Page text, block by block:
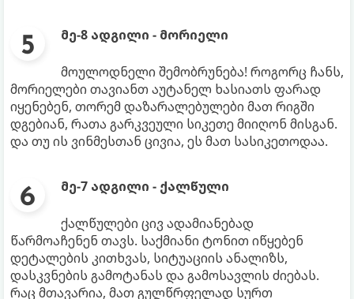
მე-8 ადგილი - მორიელი
მოულოდნელი შემობრუნება! როგორც ჩანს,
მორიელები თავიანთ აუტანელ ხასიათს ფარად
იყენებენ, თორემ დაზარალებულები მათ რიგში
დგებიან, რათა გარკვეული სიკეთე მიიღონ მისგან.
და თუ ის ვინმესთან ცივია, ეს მათ სასიკეთოდაა.
მე-7 ადგილი - ქალწული
ქალწულები ცივ ადამიანებად
წარმოაჩენენ თავს. საქმიანი ტონით იწყებენ
დეტალების კითხვას, სიტუაციის ანალიზს,
დასკვნების გამოტანას და გამოსავლის ძიებას.
რაც მთავარია, მათ გულწრფელად სურთ